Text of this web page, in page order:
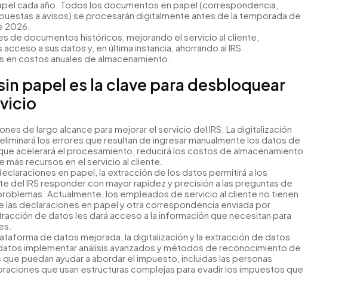
cada año. Todos los documentos en papel (correspondencia,
a avisos) se procesarán digitalmente antes de la temporada de
2026.
de documentos históricos, mejorando el servicio al cliente,
a sus datos y, en última instancia, ahorrando al IRS
costos anuales de almacenamiento.
papel es la clave para desbloquear
de largo alcance para mejorar el servicio del IRS. La digitalización
los errores que resultan de ingresar manualmente los datos de
acelerará el procesamiento, reducirá los costos de almacenamiento
más recursos en el servicio al cliente.
en papel, la extracción de los datos permitirá a los
del IRS responder con mayor rapidez y precisión a las preguntas de
Actualmente, los empleados de servicio al cliente no tienen
las declaraciones en papel y otra correspondencia enviada por
de datos les dará acceso a la información que necesitan para
de datos mejorada, la digitalización y la extracción de datos
implementar análisis avanzados y métodos de reconocimiento de
puedan ayudar a abordar el impuesto, incluidas las personas
que usan estructuras complejas para evadir los impuestos que